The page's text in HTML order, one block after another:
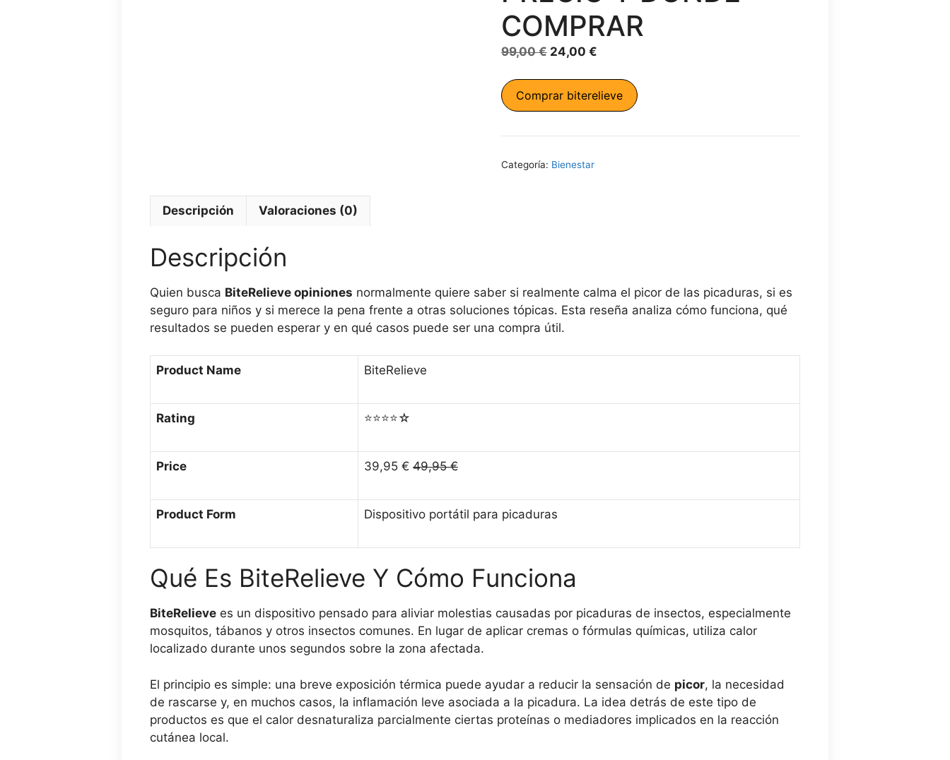
COMPRAR
99,00€ El
era:
24,00 €El
actual
es:
Comprar biterelieve
Categoría: Bienestar
Descripción Valoraciones (0)
Descripción
Quien busca BiteRelieve opiniones normalmente quiere saber si realmente calma el picor de las picaduras, si es
seguro para niños y si merece la pena frente a otras soluciones tópicas. Esta reseña analiza cómo funciona, qué
resultados se pueden esperar y en qué casos puede ser una compra útil.
Product Name BiteRelieve
Rating ⭐⭐⭐⭐☆
Price 39,95 € 49,95 €
Product Form Dispositivo portátil para picaduras
Qué Es BiteRelieve Y Cómo Funciona
BiteRelieve es un dispositivo pensado para aliviar molestias causadas por picaduras de insectos, especialmente
mosquitos, tábanos y otros insectos comunes. En lugar de aplicar cremas o fórmulas químicas, utiliza calor
localizado durante unos segundos sobre la zona afectada.
El principio es simple: una breve exposición térmica puede ayudar a reducir la sensación de picor, la necesidad
de rascarse y, en muchos casos, la inflamación leve asociada a la picadura. La idea detrás de este tipo de
productos es que el calor desnaturaliza parcialmente ciertas proteínas o mediadores implicados en la reacción
cutánea local.